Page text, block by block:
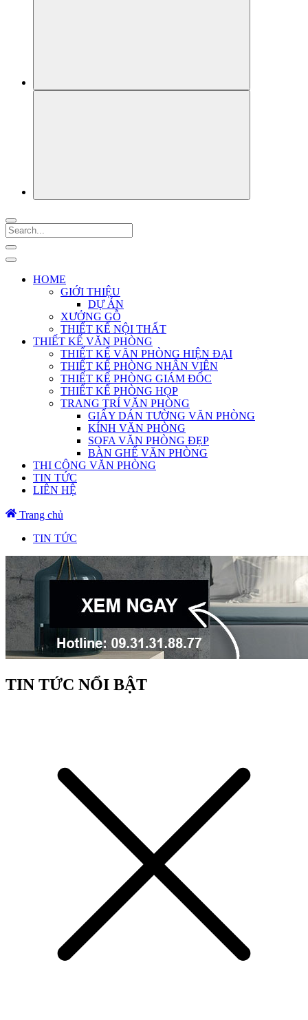
HOME
GIỚI THIỆU
DỰ ÁN
XƯỞNG GỖ
THIẾT KẾ NỘI THẤT
THIẾT KẾ VĂN PHÒNG
THIẾT KẾ VĂN PHÒNG HIỆN ĐẠI
THIẾT KẾ PHÒNG NHÂN VIÊN
THIẾT KẾ PHÒNG GIÁM ĐỐC
THIẾT KẾ PHÒNG HỌP
TRANG TRÍ VĂN PHÒNG
GIẤY DÁN TƯỜNG VĂN PHÒNG
KÍNH VĂN PHÒNG
SOFA VĂN PHÒNG ĐẸP
BÀN GHẾ VĂN PHÒNG
THI CÔNG VĂN PHÒNG
TIN TỨC
LIÊN HỆ
Trang chủ
TIN TỨC
TIN TỨC NỔI BẬT